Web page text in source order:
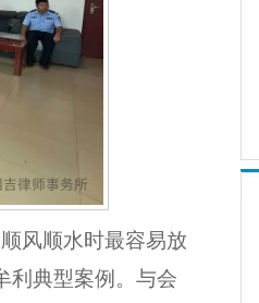
风顺水时最容易放
利典型案例。与会